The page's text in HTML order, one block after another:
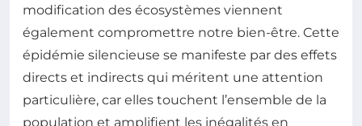
modification des écosystèmes viennent
également compromettre notre bien-être. Cette
épidémie silencieuse se manifeste par des effets
directs et indirects qui méritent une attention
particulière, car elles touchent l’ensemble de la
population et amplifient les inégalités en